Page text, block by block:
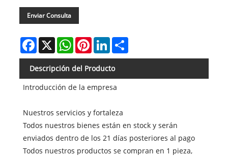
Enviar Consulta
Facebook
X WhatsAppPinterestLinkedInShare
Descripción del Producto
Introducción de la empresa
Nuestros servicios y fortaleza
Todos nuestros bienes están en stock y serán
enviados dentro de los 21 días posteriores al pago
Todos nuestros productos se compran en 1 pieza,